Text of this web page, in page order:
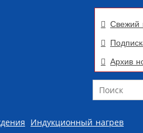
Свежий
Архив
Поиск
Индукционный нагрев